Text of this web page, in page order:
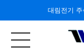
대림전기